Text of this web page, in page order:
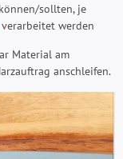
sollten, je
verarbeitet werden
Material am
anschleifen.